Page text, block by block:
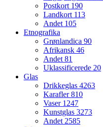
Postkort 190
Landkort 113
Andet 105
Etnografika
Grønlandica 90
Afrikansk 46
Andet 81
Uklassificerede 20
Glas
Drikkeglas 4263
Karafler810
Vaser 1247
Kunstglas 3273
Andet 2585